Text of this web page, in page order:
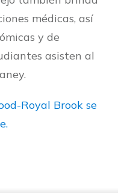
médicas, así
y de
asisten al
Royal Brook se